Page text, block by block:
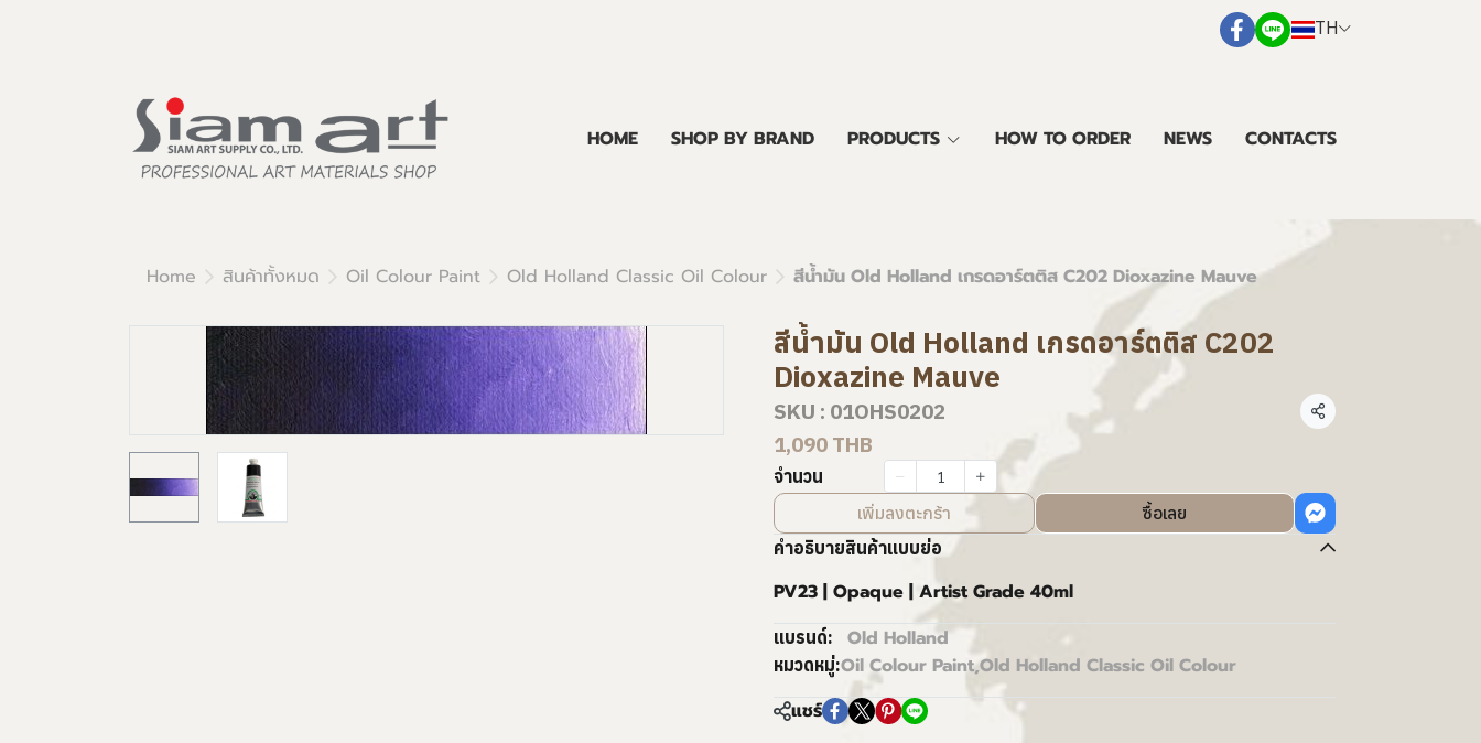
TH
HOME SHOP BY BRAND PRODUCTS HOW TO ORDER NEWS CONTACTS
Home สินค้าทั้งหมด Oil Colour Paint Old Holland Classic Oil Colour สีน้ำมัน Old Holland เกรดอาร์ตติส C202 Dioxazine Mauve
สีน้ำมัน Old Holland เกรดอาร์ตติส C202
Dioxazine Mauve
SKU : 01OHS0202 แชร์
1,090 THB
จำนวน
เพิ่มลงตะกร้า
ซื้อเลย
คำอธิบายสินค้าแบบย่อ
PV23 | Opaque | Artist Grade 40ml
แบรนด์: Old Holland
หมวดหมู่:Oil Colour Paint,Old Holland Classic Oil Colour
แชร์